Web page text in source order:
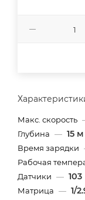
Макс. скорость
Глубина — 15 м
Время зарядки
Рабочая
Датчики — 103
Матрица — 1/